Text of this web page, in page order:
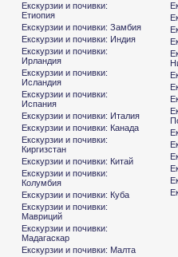
Екскурзии и почивки:
Етиопия
Екскурзии и почивки: Замбия
Екскурзии и почивки: Индия
Екскурзии и почивки:
Ирландия
Екскурзии и почивки:
Исландия
Екскурзии и почивки:
Испания
Екскурзии и почивки: Италия
Екскурзии и почивки: Канада
Екскурзии и почивки:
Киргизстан
Екскурзии и почивки: Китай
Екскурзии и почивки:
Колумбия
Екскурзии и почивки: Куба
Екскурзии и почивки:
Мавриций
Екскурзии и почивки:
Мадагаскар
Екскурзии и почивки: Малта